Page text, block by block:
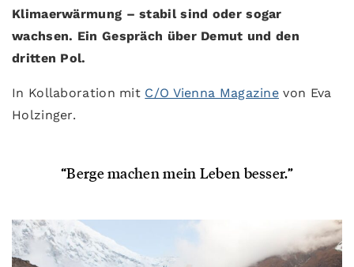
Klimaerwärmung – stabil sind oder sogar
wachsen. Ein Gespräch über Demut und den
dritten Pol.
In Kollaboration mit C/O Vienna Magazine von Eva
Holzinger.
“Berge machen mein Leben besser.”